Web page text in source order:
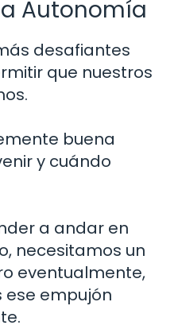
Autonomía
desafiantes
que nuestros
buena
y cuándo
a andar en
necesitamos un
eventualmente,
empujón